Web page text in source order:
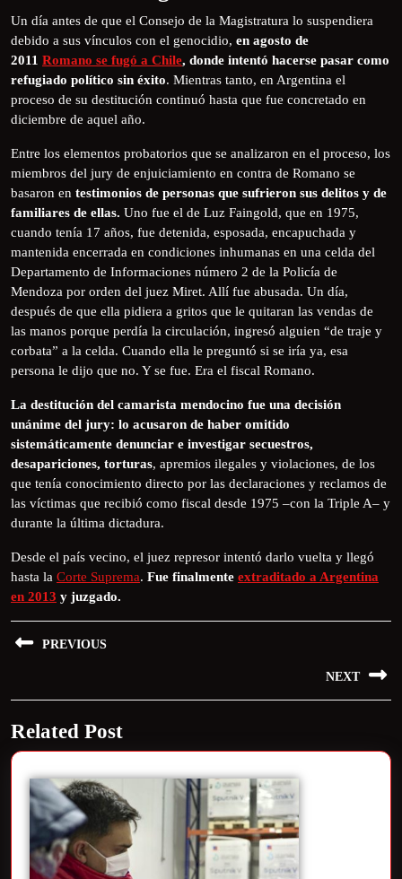
Un día antes de que el Consejo de la Magistratura lo suspendiera
debido a sus vínculos con el genocidio, en agosto de
2011 Romano se fugó a Chile, donde intentó hacerse pasar como
refugiado político sin éxito. Mientras tanto, en Argentina el
proceso de su destitución continuó hasta que fue concretado en
diciembre de aquel año.
Entre los elementos probatorios que se analizaron en el proceso, los
miembros del jury de enjuiciamiento en contra de Romano se
basaron en testimonios de personas que sufrieron sus delitos y de
familiares de ellas. Uno fue el de Luz Faingold, que en 1975,
cuando tenía 17 años, fue detenida, esposada, encapuchada y
mantenida encerrada en condiciones inhumanas en una celda del
Departamento de Informaciones número 2 de la Policía de
Mendoza por orden del juez Miret. Allí fue abusada. Un día,
después de que ella pidiera a gritos que le quitaran las vendas de
las manos porque perdía la circulación, ingresó alguien “de traje y
corbata” a la celda. Cuando ella le preguntó si se iría ya, esa
persona le dijo que no. Y se fue. Era el fiscal Romano.
La destitución del camarista mendocino fue una decisión
unánime del jury: lo acusaron de haber omitido
sistemáticamente denunciar e investigar secuestros,
desapariciones, torturas, apremios ilegales y violaciones, de los
que tenía conocimiento directo por las declaraciones y reclamos de
las víctimas que recibió como fiscal desde 1975 –con la Triple A– y
durante la última dictadura.
Desde el país vecino, el juez represor intentó darlo vuelta y llegó
hasta la Corte Suprema. Fue finalmente extraditado a Argentina
en 2013 y juzgado.
PREVIOUS
NEXT
Related Post